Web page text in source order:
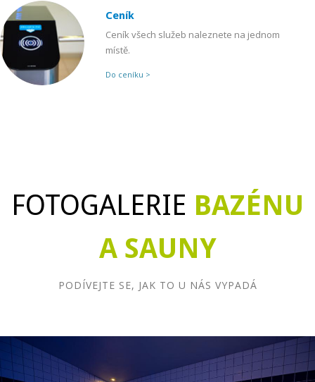
Ceník
Ceník všech služeb naleznete na jednom
místě.
Do ceníku >
FOTOGALERIE BAZÉNU
A SAUNY
PODÍVEJTE SE, JAK TO U NÁS VYPADÁ